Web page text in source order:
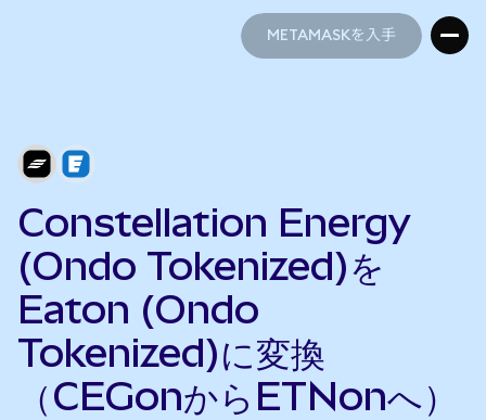
METAMASKを入手
Constellation Energy
(Ondo Tokenized)を
Eaton (Ondo
Tokenized)に変換
（CEGonからETNonへ）